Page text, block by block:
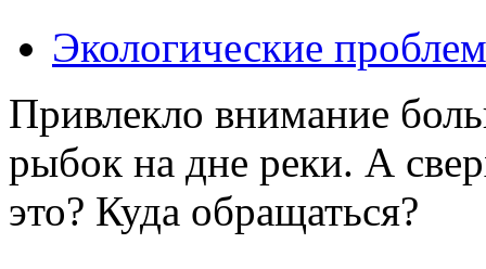
Экологические
Привлекло внимание
рыбок на дне реки. А
это? Куда обращаться?